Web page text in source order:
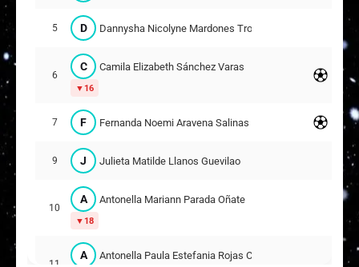
A Antonia Soledad Anabalón Erices
A Antonia Alejandra Hernández Parada
Titulares
Amanda Carolina Vega Díaz
ARQUERA
5 D Dannysha Nicolyne Mardones Troncoso
6
C Camila Elizabeth Sánchez Varas
16
7 F Fernanda Noemi Aravena Salinas
9 J Julieta Matilde Llanos Guevilao
10
A Antonella Mariann Parada Oñate
18
11
A Antonella Paula Estefania Rojas Carrillo